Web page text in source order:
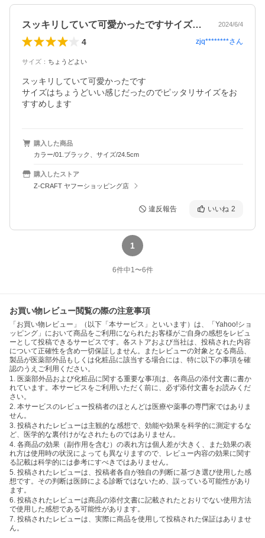
スッキリしていて可愛かったですサイズは… 2024/6/4
4 zjq********さん
サイズ ： ちょうどよい
スッキリしていて可愛かったです
サイズはちょうどいい感じだったのでピッタリサイズをお
すすめします
購入した商品
カラー/01.ブラック、サイズ/24.5cm
購入したストア
Z-CRAFT ヤフーショッピング店
違反報告 いいね 2
1
6件中1〜6件
お買い物レビュー閲覧の際の注意事項
「お買い物レビュー」（以下「本サービス」といいます）は、「Yahoo!ショ
ッピング」において商品をご利用になられたお客様がご自身の感想をレビュ
ーとして投稿できるサービスです。各ストアおよび当社は、投稿された内容
について正確性を含め一切保証しません。またレビューの対象となる商品、
製品が医薬部外品もしくは化粧品に該当する場合には、特に以下の事項を確
認のうえご利用ください。
1. 医薬部外品および化粧品に関する重要な事項は、各商品の添付文書に書か
れています。本サービスをご利用いただく前に、必ず添付文書をお読みくだ
さい。
2. 本サービスのレビュー投稿者のほとんどは医療や薬事の専門家ではありま
せん。
3. 投稿されたレビューは主観的な感想で、効能や効果を科学的に測定するな
ど、医学的な裏付けがなされたものではありません。
4. 各商品の効果（副作用を含む）の表れ方は個人差が大きく、また効果の表
れ方は使用時の状況によっても異なりますので、レビュー内容の効果に関す
る記載は科学的には参考にすべきではありません。
5. 投稿されたレビューは、投稿者各自が独自の判断に基づき選び使用した感
想です。その判断は医師による診断ではないため、誤っている可能性があり
ます。
6. 投稿されたレビューは商品の添付文書に記載されたとおりでない使用方法
で使用した感想である可能性があります。
7. 投稿されたレビューは、実際に商品を使用して投稿された保証はありませ
ん。